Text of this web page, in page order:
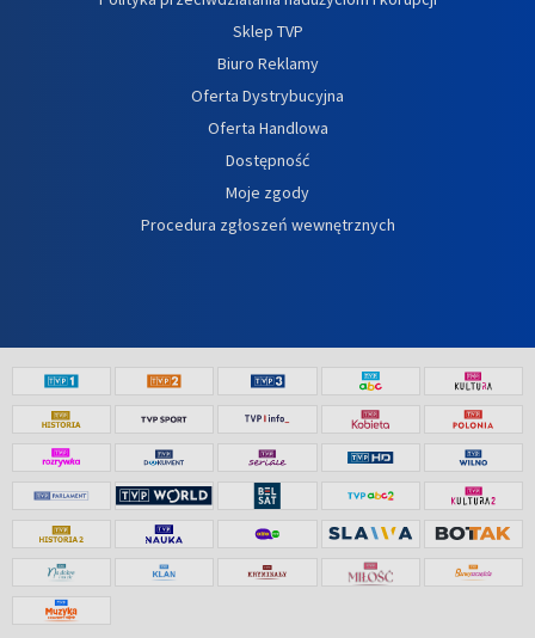
Sklep TVP
Biuro Reklamy
Oferta Dystrybucyjna
Oferta Handlowa
Dostępność
Moje zgody
Procedura zgłoszeń wewnętrznych